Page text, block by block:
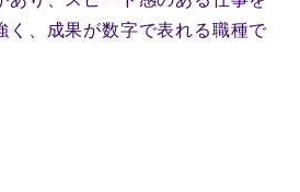
く、成果が数字で表れる職種で